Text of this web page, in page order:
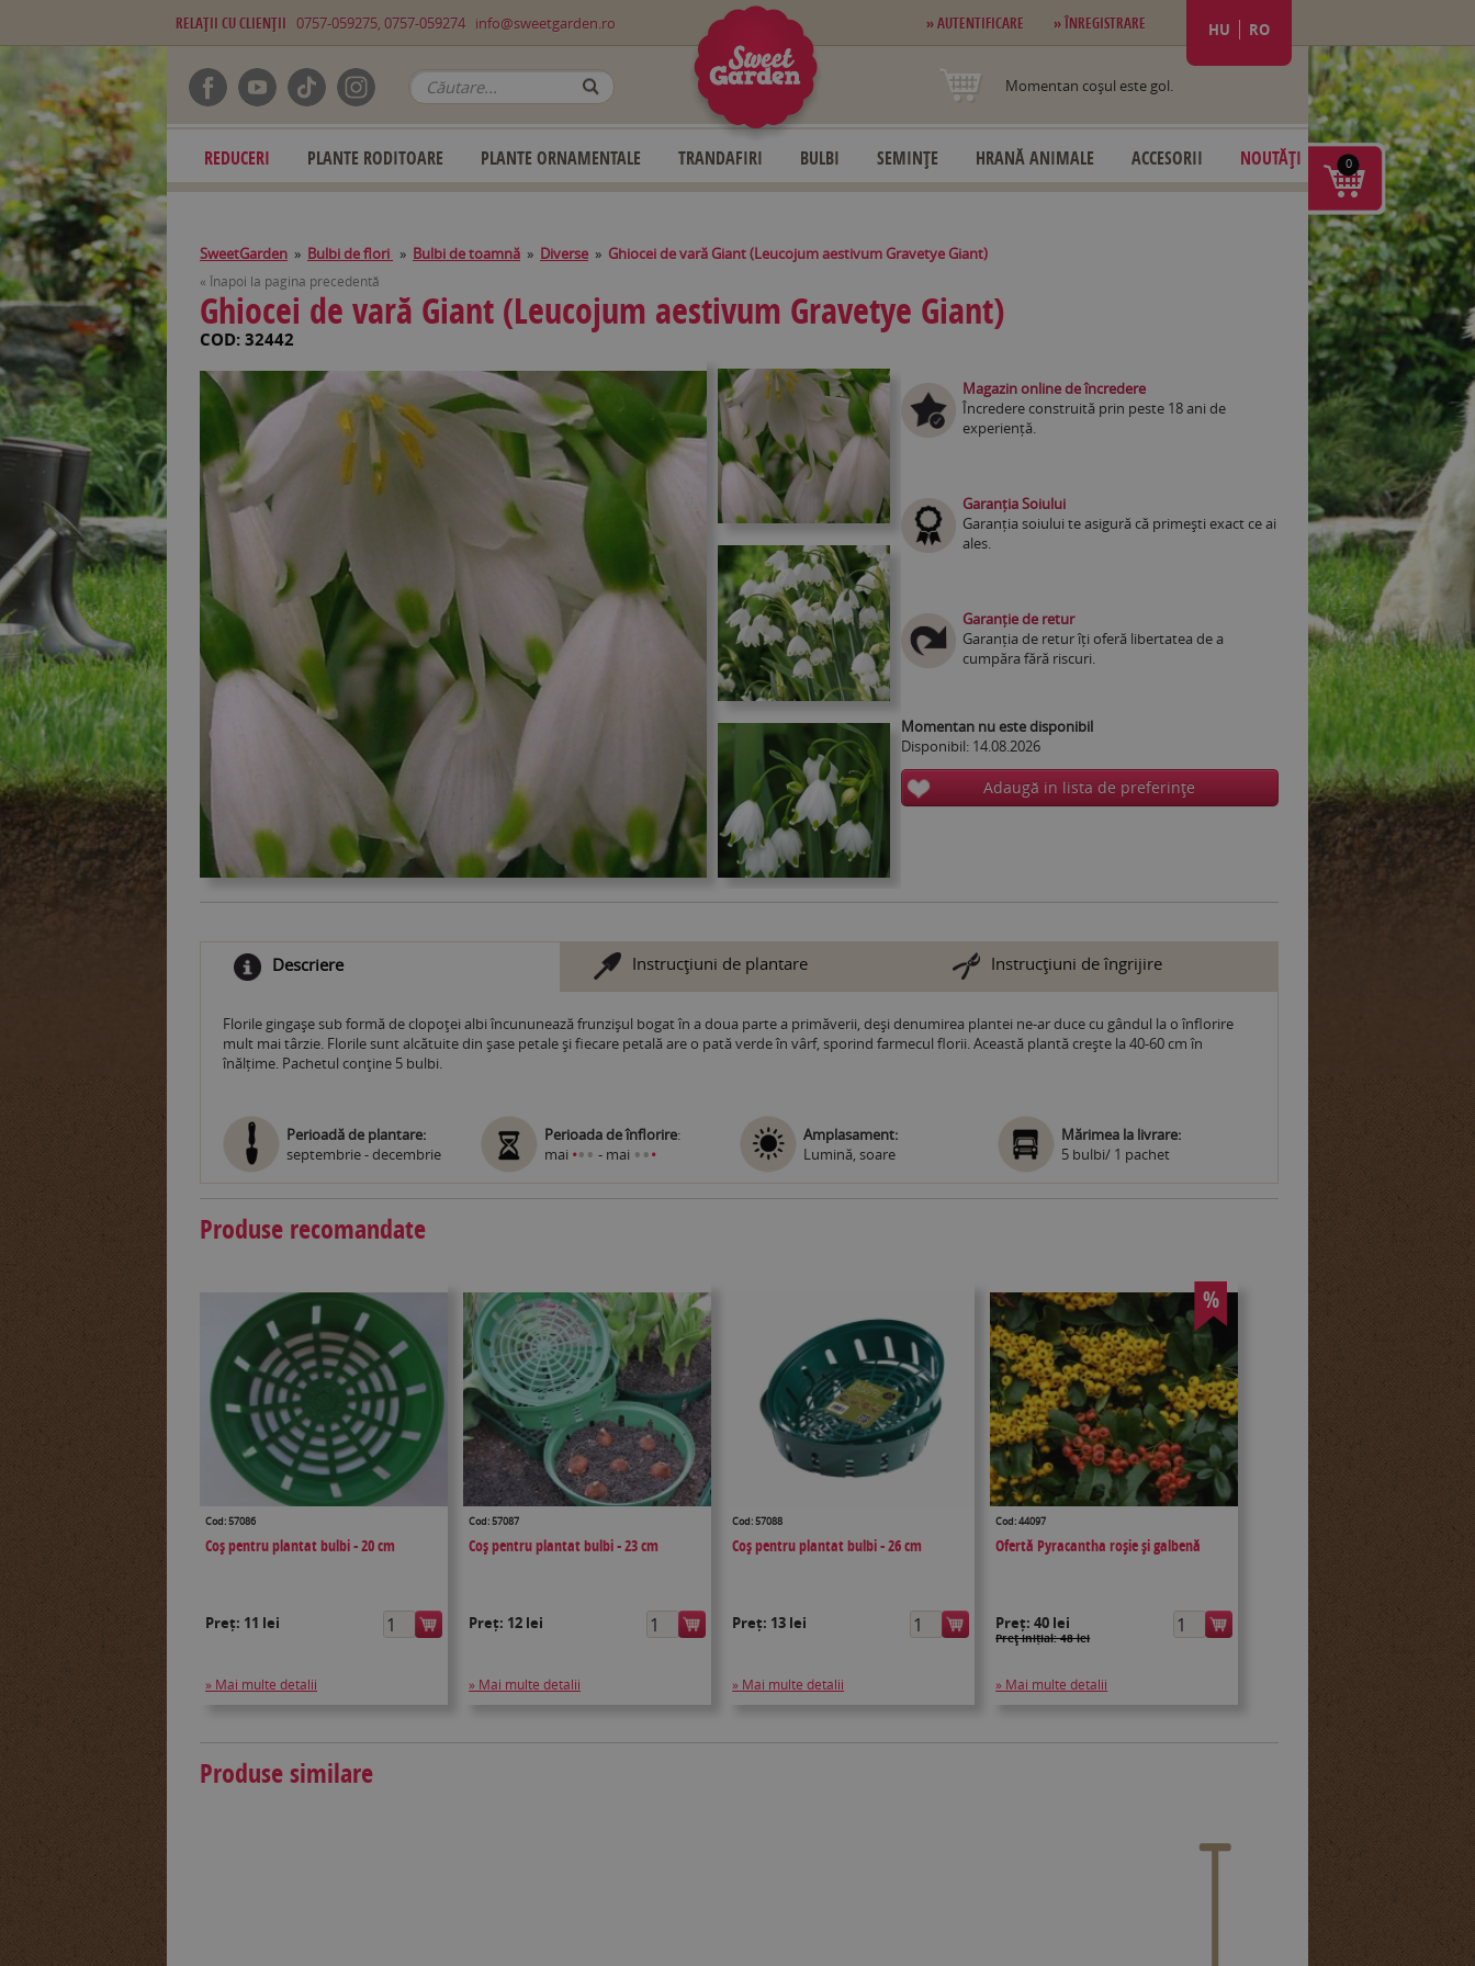
RELAŢII CU CLIENŢII 0757-059275, 0757-059274 info@sweetgarden.ro » AUTENTIFICARE » ÎNREGISTRARE HU RO
Momentan coşul este gol.
REDUCERI PLANTE RODITOARE PLANTE ORNAMENTALE TRANDAFIRI BULBI SEMINȚE HRANĂ ANIMALE ACCESORII NOUTĂȚI
SweetGarden » Bulbi de flori » Bulbi de toamnă » Diverse » Ghiocei de vară Giant (Leucojum aestivum Gravetye Giant)
« Înapoi la pagina precedentă
Ghiocei de vară Giant (Leucojum aestivum Gravetye Giant)
COD: 32442
Magazin online de încredere
Încredere construită prin peste 18 ani de
experiență.
Garanția Soiului
Garanția soiului te asigură că primești exact ce ai
ales.
Garanție de retur
Garanția de retur îți oferă libertatea de a
cumpăra fără riscuri.
Momentan nu este disponibil
Disponibil: 14.08.2026
Adaugă in lista de preferinţe
Descriere Instrucţiuni de plantare Instrucţiuni de îngrijire
Florile gingaşe sub formă de clopoţei albi încununează frunzişul bogat în a doua parte a primăverii, deși denumirea plantei ne-ar duce cu gândul la o înflorire
mult mai târzie. Florile sunt alcătuite din șase petale și fiecare petală are o pată verde în vârf, sporind farmecul florii. Această plantă crește la 40-60 cm în
înălțime. Pachetul conţine 5 bulbi.
Perioadă de plantare:
septembrie - decembrie
Perioada de înflorire:
mai ••• - mai •••
Amplasament:
Lumină, soare
Mărimea la livrare:
5 bulbi/ 1 pachet
Produse recomandate
Cod: 57086
Coș pentru plantat bulbi - 20 cm
Preț: 11 lei
» Mai multe detalii
Cod: 57087
Coș pentru plantat bulbi - 23 cm
Preț: 12 lei
» Mai multe detalii
Cod: 57088
Coș pentru plantat bulbi - 26 cm
Preț: 13 lei
» Mai multe detalii
%
Cod: 44097
Ofertă Pyracantha roșie și galbenă
Preț:40 lei
Preţ inițial: 48 lei
» Mai multe detalii
Produse similare
0